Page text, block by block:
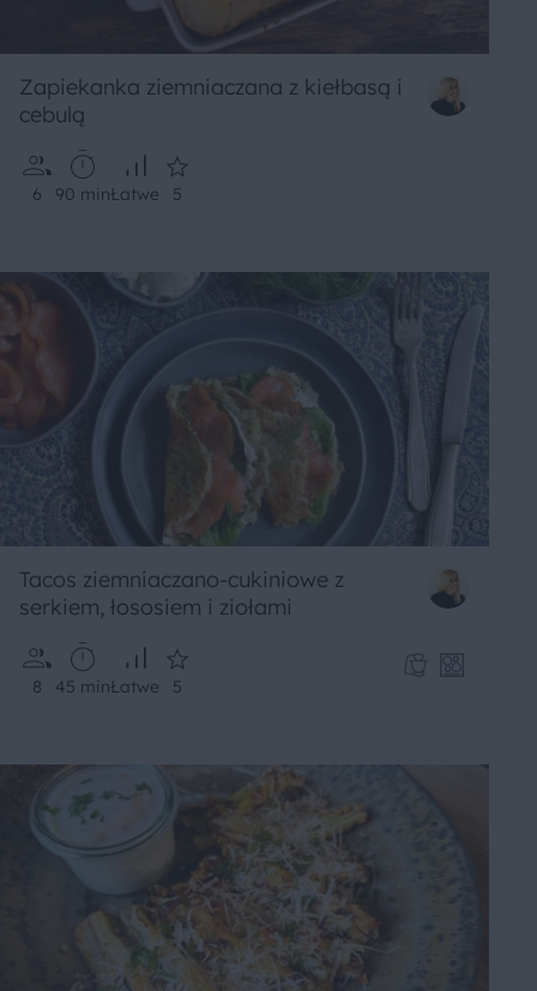
Zapiekanka ziemniaczana z kiełbasą i
cebulą
6 90 minŁatwe 5
Tacos ziemniaczano-cukiniowe z
serkiem, łososiem i ziołami
8 45 minŁatwe 5